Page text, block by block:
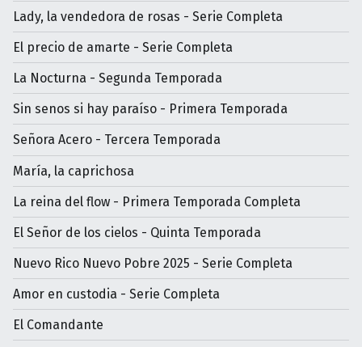
Lady, la vendedora de rosas - Serie Completa
El precio de amarte - Serie Completa
La Nocturna - Segunda Temporada
Sin senos si hay paraíso - Primera Temporada
Señora Acero - Tercera Temporada
María, la caprichosa
La reina del flow - Primera Temporada Completa
El Señor de los cielos - Quinta Temporada
Nuevo Rico Nuevo Pobre 2025 - Serie Completa
Amor en custodia - Serie Completa
El Comandante